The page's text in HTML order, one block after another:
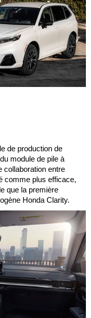
de production de
module de pile à
collaboration entre
comme plus efficace,
que la première
Honda Clarity.